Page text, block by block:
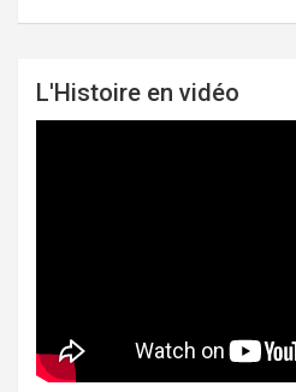
L'Histoire en vidéo